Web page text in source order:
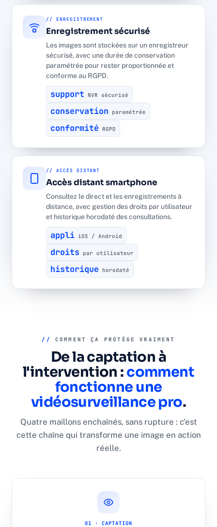
// ENREGISTREMENT
Enregistrement sécurisé
Les images sont stockées sur un enregistreur
sécurisé, avec une durée de conservation
paramétrée pour rester proportionnée et
conforme au RGPD.
support NVR sécurisé
conservation paramétrée
conformité RGPD
// ACCÈS DISTANT
Accès distant smartphone
Consultez le direct et les enregistrements à
distance, avec gestion des droits par utilisateur
et historique horodaté des consultations.
appli iOS / Android
droits par utilisateur
historique horodaté
// COMMENT ÇA PROTÈGE VRAIMENT
De la captation à
l'intervention :comment
fonctionne une
vidéosurveillance pro.
Quatre maillons enchaînés, sans rupture : c'est
cette chaîne qui transforme une image en action
réelle.
01 · CAPTATION